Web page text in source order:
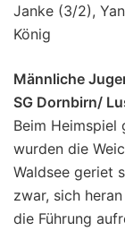
Janke (3/2),
König
Männliche
SG Dornbirn/
Beim Heimspiel
wurden die
Waldsee geriet
zwar, sich
die Führung